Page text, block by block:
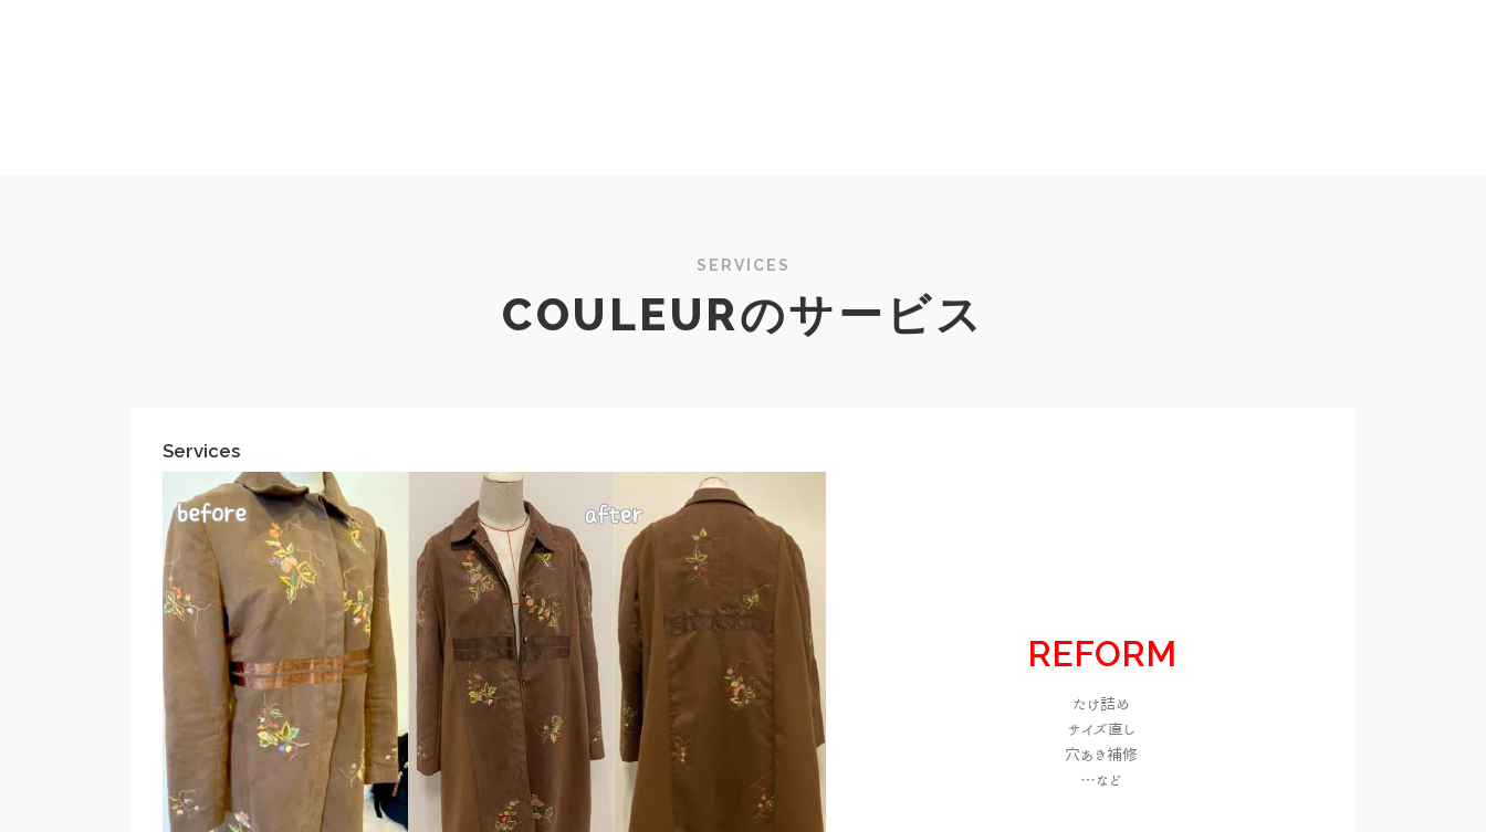
SERVICES
COULEURのサービス
Services
REFORM
たけ詰め
サイズ直し
穴あき補修
…など